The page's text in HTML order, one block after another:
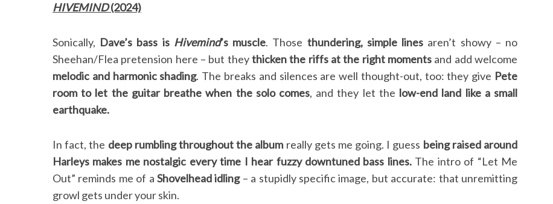
HIVEMIND(2024)
Sonically, Dave’s bass is Hivemind’s muscle. Those thundering, simple lines aren’t showy – no
Sheehan/Flea pretension here – but theythicken the riffs at the right moments and add welcome
melodic and harmonic shading. The breaks and silences are well thought-out, too: they give Pete
room to let the guitar breathe when the solo comes, and they let the low-end land like a small
earthquake.
In fact, the deep rumbling throughout the album really gets me going. I guess being raised around
Harleys makes me nostalgic every time I hear fuzzy downtuned bass lines.The intro of “Let Me
Out” reminds me of a Shovelhead idling– a stupidly specific image, but accurate: that unremitting
growl gets under your skin.